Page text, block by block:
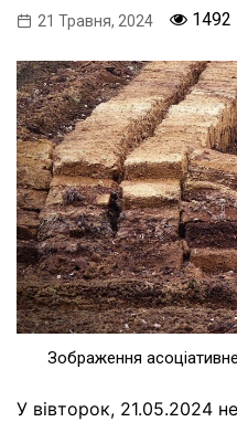
21 Травня, 2024 1492
Зображення
У вівторок, 21.05.2024